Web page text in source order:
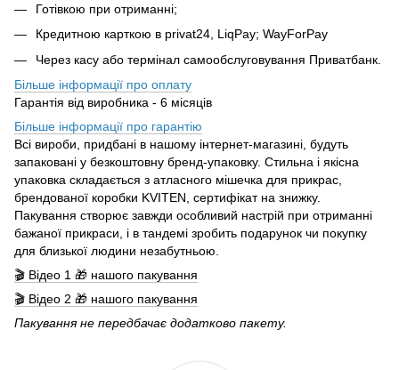
Готівкою при отриманні;
Кредитною карткою в privat24, LiqPay; WayForPay
Через касу або термінал самообслуговування Приватбанк.
Більше інформації про оплату
Гарантія від виробника - 6 місяців
Більше інформації про гарантію
Всі вироби, придбані в нашому інтернет-магазині, будуть
запаковані у безкоштовну бренд-упаковку. Стильна і якісна
упаковка складається з атласного мішечка для прикрас,
брендованої коробки KVITEN, сертифікат на знижку.
Пакування створює завжди особливий настрій при отриманні
бажаної прикраси, і в тандемі зробить подарунок чи покупку
для близької людини незабутньою.
🎬 Відео 1 🎁 нашого пакування
🎬 Відео 2 🎁 нашого пакування
Пакування не передбачає додатково пакету.